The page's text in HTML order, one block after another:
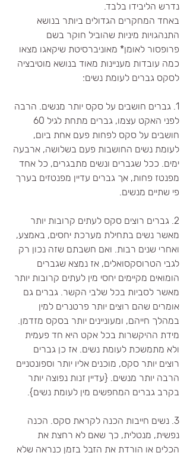
נדרש הליבידו בלבד.
באחד המחקרים הגדולים ביותר בנושא
התנהגויות מיניות שהוביל חוקר בשם
פרופסור לאומן* מאוניברסיטת שיקאגו מצאו
כמה עובדות מעניינות מאוד בנושא מוטיבציה
לסקס גברים לעומת נשים:
1. גברים חושבים על סקס יותר מנשים. הרבה
חושבים על סקס לפחות פעם אחת ביום,
לעומת נשים החושבות פעם בשלושה, ארבעה
ימים. ככל שגברים ונשים מתבגרים, כל אחד
מפנטז פחות, אך גברים עדיין מפנטזים בערך
פי שתיים מנשים.
2. גברים רוצים סקס לעתים קרובות יותר
מאשר נשים בתחילת מערכת יחסים, באמצע,
ואחרי שנים רבות. ואם חשבתם שזה נכון רק
לגבי הטרוסקסואלים, אז נמצא שגברים
הומואים מקיימים יחסי מין לעתים קרובות יותר
מאשר לסביות בכל שלבי הקשר. גברים גם
אומרים שהם רוצים יותר פרטנרים למין
במהלך חייהם, ומעוניינים יותר בסקס מזדמן.
מידת ההיקשרות בכל אקט היא חד פעמית
ולא מתמשכת לעומת נשים. אז כן גברים
רוצים יותר סקס, מוכנים אליו יותר וספונטניים
הרבה יותר מנשים. {עדיין זנות נפוצה יותר
בקרב גברים המחפשים מין לעומת נשים}.
3. נשים חייבות הכנה לקראת סקס. הכנה
נפשית, מנטלית, כך שאם לא רחצת את
הכלים או הורדת את הזבל בזמן כנראה שלא